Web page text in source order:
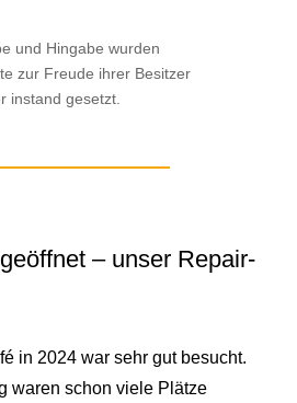
und Hingabe wurden
zur Freude ihrer Besitzer
instand gesetzt.
– unser Repair-
in 2024 war sehr gut besucht.
waren schon viele Plätze